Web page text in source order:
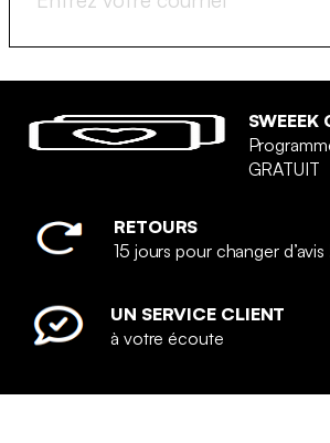
SWEEEK
GRATUIT
RETOURS
15 jours pour changer d’avis
UN SERVICE CLIENT
à votre écoute